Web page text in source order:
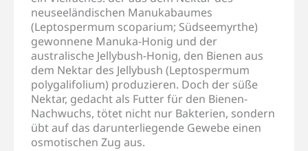
neuseeländischen Manukabaumes
(Leptospermum scoparium; Südseemyrthe)
gewonnene Manuka-Honig und der
australische Jellybush-Honig, den Bienen aus
dem Nektar des Jellybush (Leptospermum
polygalifolium) produzieren. Doch der süße
Nektar, gedacht als Futter für den Bienen-
Nachwuchs, tötet nicht nur Bakterien, sondern
übt auf das darunterliegende Gewebe einen
osmotischen Zug aus.